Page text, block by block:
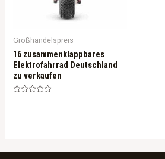
Großhandelspreis
16 zusammenklappbares
Elektrofahrrad Deutschland
zu verkaufen